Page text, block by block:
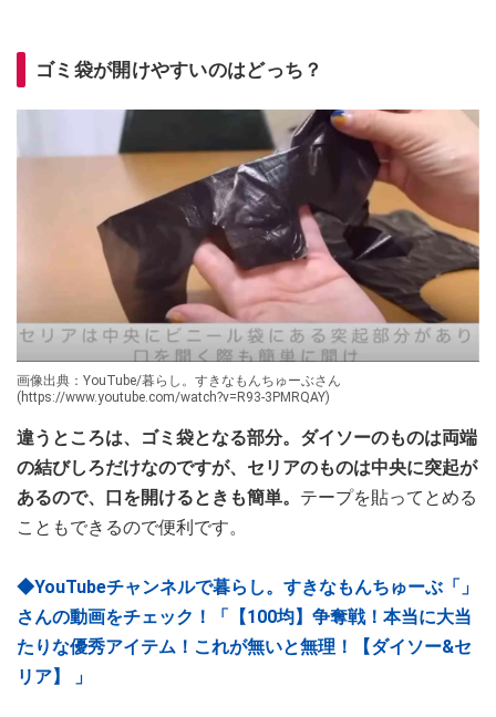
ゴミ袋が開けやすいのはどっち？
画像出典：YouTube/暮らし。すきなもんちゅーぶさん
(https://www.youtube.com/watch?v=R93-3PMRQAY)
違うところは、ゴミ袋となる部分。ダイソーのものは両端
の結びしろだけなのですが、セリアのものは中央に突起が
あるので、口を開けるときも簡単。 テープを貼ってとめる
こともできるので便利です。
◆YouTubeチャンネルで暮らし。すきなもんちゅーぶ「」
さんの動画をチェック！「【100均】争奪戦！本当に大当
たりな優秀アイテム！これが無いと無理！【ダイソー&セ
リア】 」